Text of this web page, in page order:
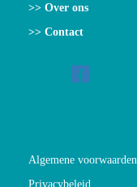
>> Over ons
>> Contact
Algemene voorwaarden
Privacybeleid